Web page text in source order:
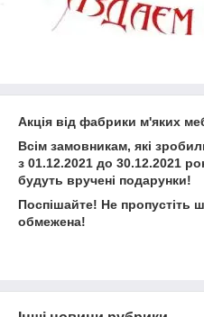
Акція від фабрики м'яких
Всім замовникам, які
з 01.12.2021 до 30.12.2021
будуть вручені подарунки!
Поспішайте! Не пропустіть
обмежена!